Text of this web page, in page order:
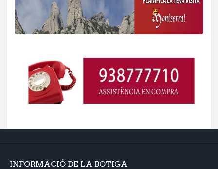
INFORMACIÓ DE LA BOTIGA